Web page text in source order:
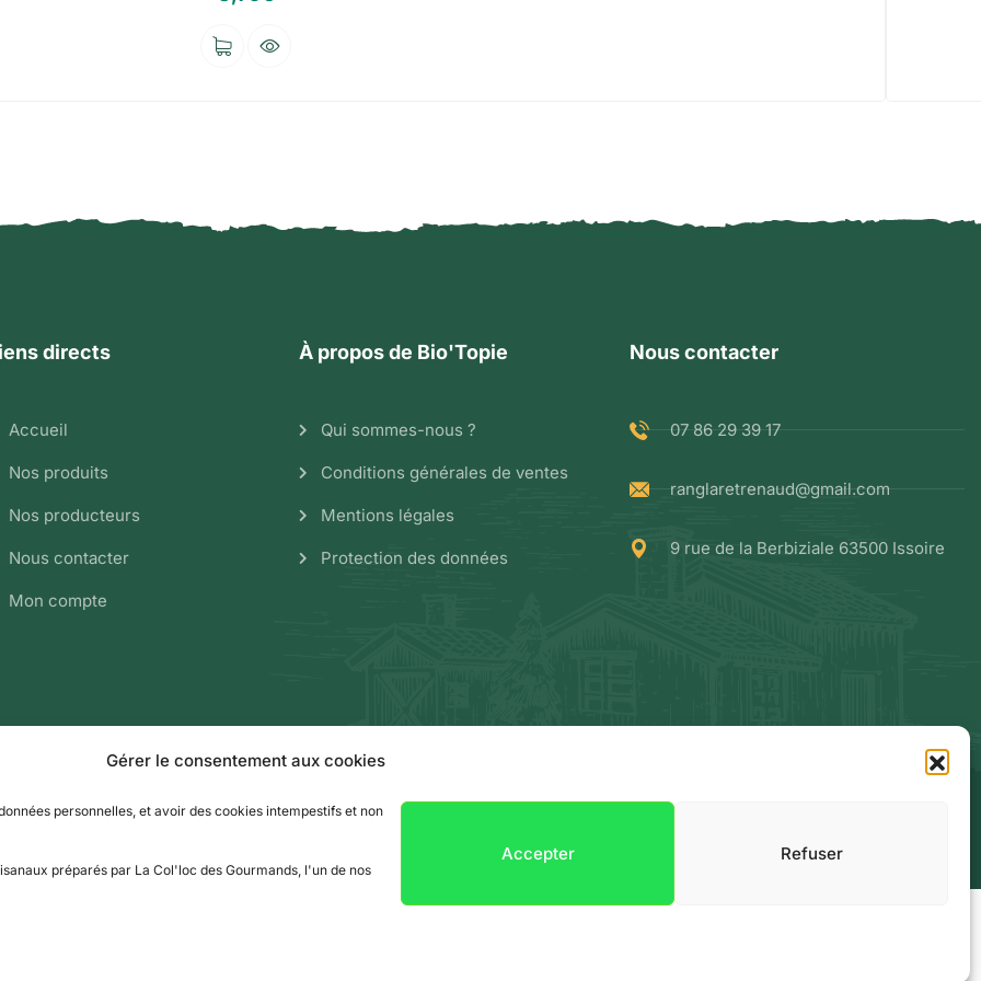
Gérer le consentement aux cookies
personnelles, et avoir des cookies intempestifs et non
préparés par La Col'loc des Gourmands, l'un de nos
Accepter Refuser
directs
Accueil
Nos produits
Nos producteurs
Nous contacter
Mon compte
À propos de Bio'Topie
Qui sommes-nous ?
Conditions générales de ventes
Mentions légales
Protection des données
Nous contacter
07 86 29 39 17
ranglaretrenaud@gmail.com
9 rue de la Berbiziale 63500 Issoire